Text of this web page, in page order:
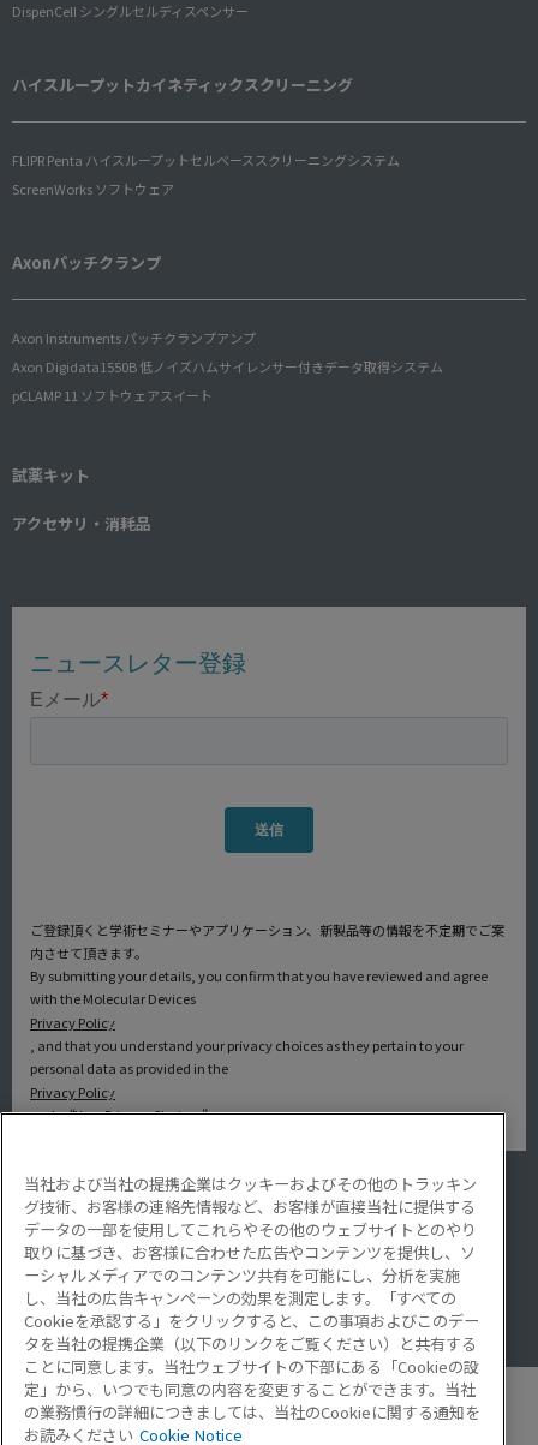
DispenCell シングルセルディスペンサー
ハイスループットカイネティックスクリーニング
FLIPR Penta ハイスループットセルベーススクリーニングシステム
ScreenWorks ソフトウェア
Axonパッチクランプ
Axon Instruments パッチクランプアンプ
Axon Digidata1550B 低ノイズハムサイレンサー付きデータ取得システム
pCLAMP 11 ソフトウェアスイート
試薬キット
アクセサリ・消耗品
ご登録頂くと学術セミナーやアプリケーション、新製品等の情報を不定期でご案
内させて頂きます。
By submitting your details, you confirm that you have reviewed and agree
with the Molecular Devices
Privacy Policy
, and that you understand your privacy choices as they pertain to your
personal data as provided in the
Privacy Policy
under “Your Privacy Choices”.
アプリケーション
サービス・サポート
導入事例
Lab Note
アプリケーションノート
Resource Hub
Video Gallery
当社および当社の提携企業はクッキーおよびその他のトラッキン
グ技術、お客様の連絡先情報など、お客様が直接当社に提供する
データの一部を使用してこれらやその他のウェブサイトとのやり
取りに基づき、お客様に合わせた広告やコンテンツを提供し、ソ
ーシャルメディアでのコンテンツ共有を可能にし、分析を実施
し、当社の広告キャンペーンの効果を測定します。「すべての
Cookieを承認する」をクリックすると、この事項およびこのデー
タを当社の提携企業（以下のリンクをご覧ください）と共有する
ことに同意します。当社ウェブサイトの下部にある「Cookieの設
定」から、いつでも同意の内容を変更することができます。当社
の業務慣行の詳細につきましては、当社のCookieに関する通知を
お読みください Cookie Notice